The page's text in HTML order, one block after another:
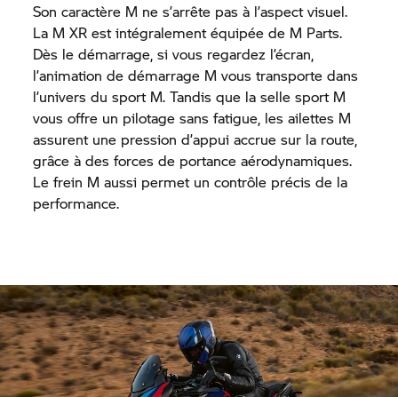
Son caractère M ne s’arrête pas à l’aspect visuel.
La M XR est intégralement équipée de M Parts.
Dès le démarrage, si vous regardez l’écran,
l’animation de démarrage M vous transporte dans
l’univers du sport M. Tandis que la selle sport M
vous offre un pilotage sans fatigue, les ailettes M
assurent une pression d’appui accrue sur la route,
grâce à des forces de portance aérodynamiques.
Le frein M aussi permet un contrôle précis de la
performance.